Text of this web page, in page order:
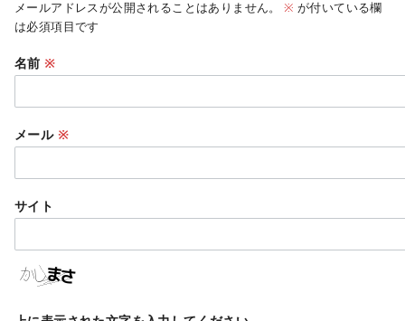
メールアドレスが公開されることはありません。 ※ が付いている欄
は必須項目です
名前※
メール ※
サイト